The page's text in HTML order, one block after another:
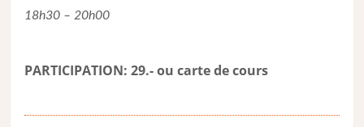
18h30 – 20h00
PARTICIPATION: 29.- ou carte de cours